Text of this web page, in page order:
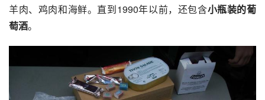
羊肉、鸡肉和海鲜。直到1990年以前，还包含小瓶装的葡
萄酒。